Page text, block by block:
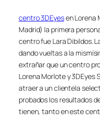
centro 3DEyesen Lorena
Madrid) la primera
centro fue Lara Dibildos.
dando vueltas a la
extrañar que un centro
Lorena Morlote y 3DEyes
atraer a un clientela
probados los resultados
tienen, tanto en este